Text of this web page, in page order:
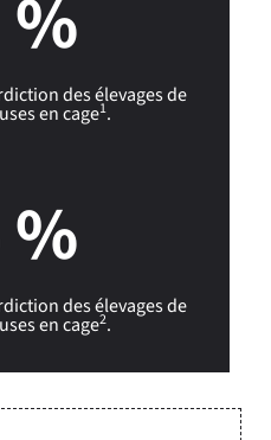
des élevages de
en cage1.
des élevages de
en cage2.